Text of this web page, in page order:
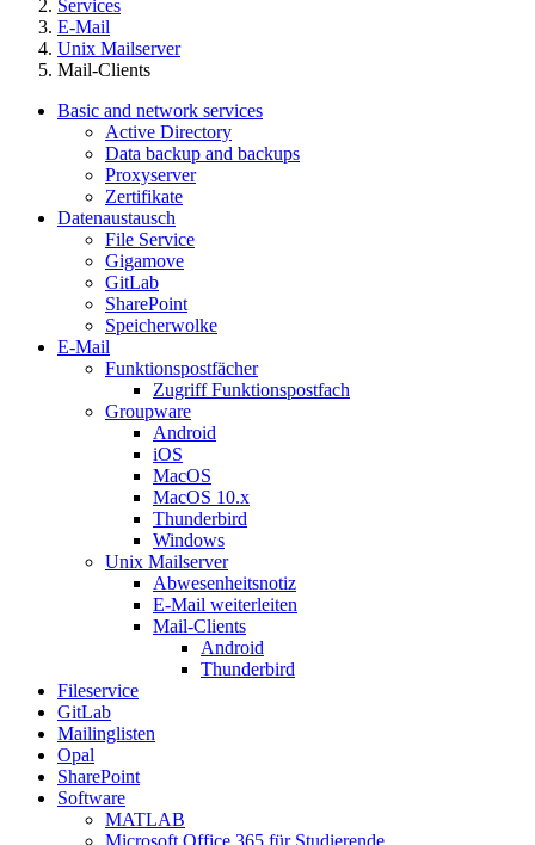
Services
E-Mail
Unix Mailserver
Mail-Clients
Basic and network services
Active Directory
Data backup and backups
Proxyserver
Zertifikate
Datenaustausch
File Service
Gigamove
GitLab
SharePoint
Speicherwolke
E-Mail
Funktionspostfächer
Zugriff Funktionspostfach
Groupware
Android
iOS
MacOS
MacOS 10.x
Thunderbird
Windows
Unix Mailserver
Abwesenheitsnotiz
E-Mail weiterleiten
Mail-Clients
Android
Thunderbird
Fileservice
GitLab
Mailinglisten
Opal
SharePoint
Software
MATLAB